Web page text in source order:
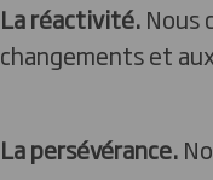
La réactivité. Nous
changements et
La persévérance.